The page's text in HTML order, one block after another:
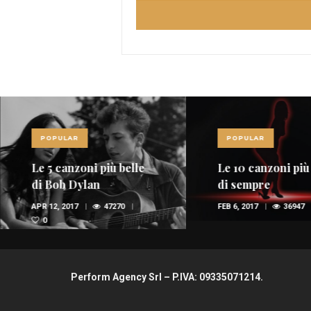
POPULAR
Le 5 canzoni più belle
di Bob Dylan
APR 12, 2017
47270
0
POPULAR
Le 10 canzoni
di sempre
FEB 6, 2017 36947
Perform Agency Srl – P.IVA: 09335071214.